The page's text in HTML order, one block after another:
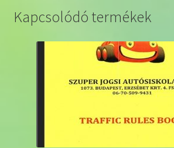
Kapcsolódó termékek